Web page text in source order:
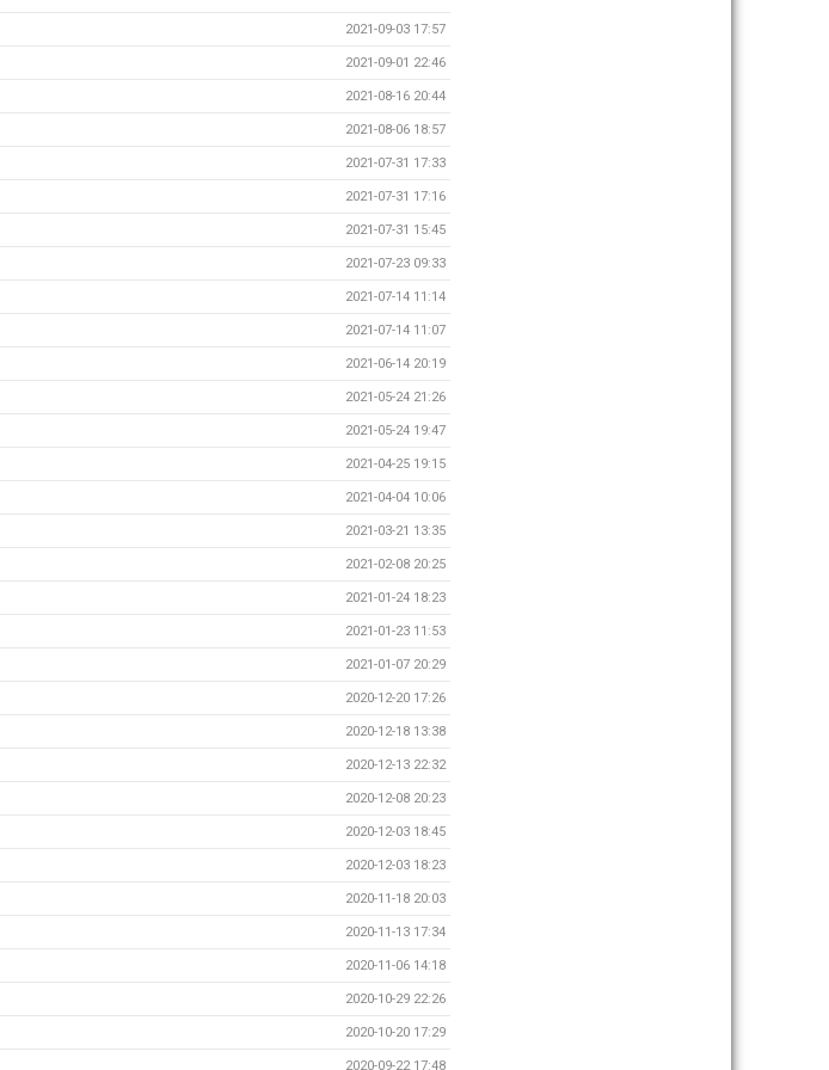
2021-09-03 17:57
2021-09-01 22:46
2021-08-16 20:44
2021-08-06 18:57
2021-07-31 17:33
2021-07-31 17:16
2021-07-31 15:45
2021-07-23 09:33
2021-07-14 11:14
2021-07-14 11:07
2021-06-14 20:19
2021-05-24 21:26
2021-05-24 19:47
2021-04-25 19:15
2021-04-04 10:06
2021-03-21 13:35
2021-02-08 20:25
2021-01-24 18:23
2021-01-23 11:53
2021-01-07 20:29
2020-12-20 17:26
2020-12-18 13:38
2020-12-13 22:32
2020-12-08 20:23
2020-12-03 18:45
2020-12-03 18:23
2020-11-18 20:03
2020-11-13 17:34
2020-11-06 14:18
2020-10-29 22:26
2020-10-20 17:29
2020-09-22 17:48